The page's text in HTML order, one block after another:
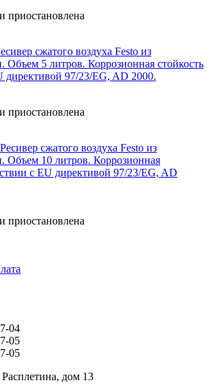
приостановлена
сжатого воздуха Festo из
Объем 5 литров. Коррозионная стойкость
директивой 97/23/EG, AD 2000.
приостановлена
Ресивер сжатого воздуха Festo из
Объем 10 литров. Коррозионная
с EU директивой 97/23/EG, AD
приостановлена
04
05
05
дом 13